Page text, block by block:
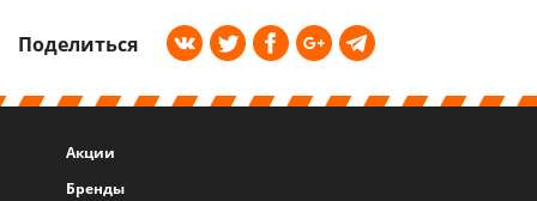
Поделиться
Акции
Бренды